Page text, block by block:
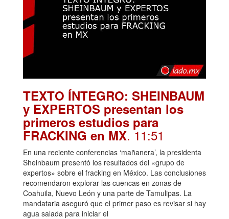
TEXTO ÍNTEGRO: SHEINBAUM
y EXPERTOS presentan los
primeros estudios para
FRACKING en MX. 11:51
En una reciente conferencias ‘mañanera’, la presidenta
Sheinbaum presentó los resultados del «grupo de
expertos» sobre el fracking en México. Las conclusiones
recomendaron explorar las cuencas en zonas de
Coahuila, Nuevo León y una parte de Tamulipas. La
mandataria aseguró que el primer paso es revisar si hay
agua salada para iniciar el